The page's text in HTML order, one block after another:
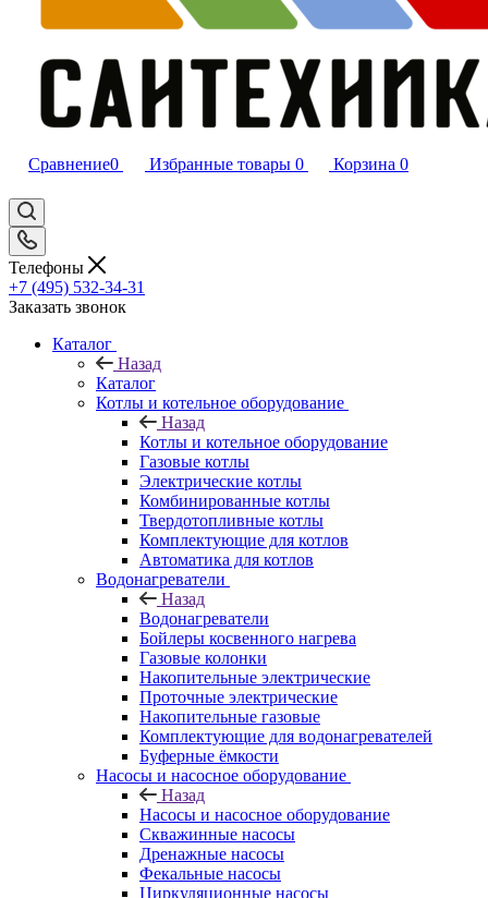
Сравнение0 Избранные товары 0 Корзина 0
Телефоны
+7 (495) 532‑34‑31
Заказать звонок
Каталог
Назад
Каталог
Котлы и котельное оборудование
Назад
Котлы и котельное оборудование
Газовые котлы
Электрические котлы
Комбинированные котлы
Твердотопливные котлы
Комплектующие для котлов
Автоматика для котлов
Водонагреватели
Назад
Водонагреватели
Бойлеры косвенного нагрева
Газовые колонки
Накопительные электрические
Проточные электрические
Накопительные газовые
Комплектующие для водонагревателей
Буферные ёмкости
Насосы и насосное оборудование
Назад
Насосы и насосное оборудование
Скважинные насосы
Дренажные насосы
Фекальные насосы
Циркуляционные насосы